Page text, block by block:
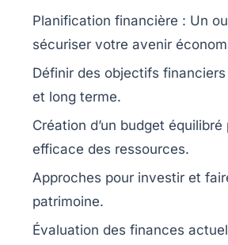
Planification financière : Un
sécuriser votre avenir
Définir des objectifs financiers
et long terme.
Création d’un budget équilibré
efficace des ressources.
Approches pour investir et
patrimoine.
Évaluation des finances